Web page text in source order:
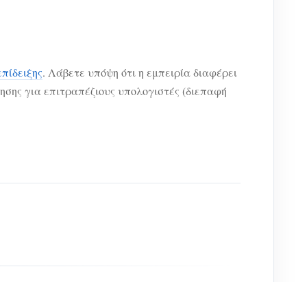
. Λάβετε υπόψη ότι η εμπειρία διαφέρει
για επιτραπέζιους υπολογιστές (διεπαφή